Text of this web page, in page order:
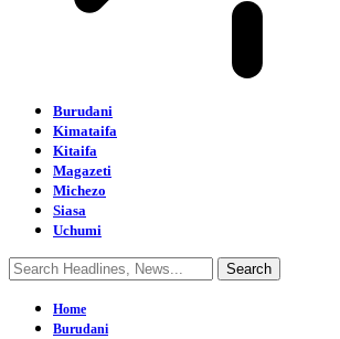
Burudani
Kimataifa
Kitaifa
Magazeti
Michezo
Siasa
Uchumi
Home
Burudani